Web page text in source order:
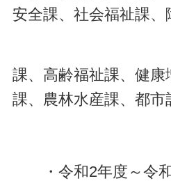
安全課、社会福祉課、
こど
課、高齢福祉課、健康
課、農林水産課、都市
学務
・令和2年度～令